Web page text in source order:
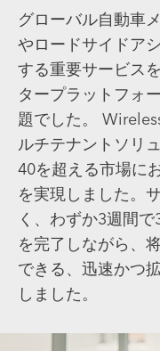
グローバル自動車
やロードサイドア
する重要サービス
タープラットフォ
題でした。
ルチテナントソリ
40を超える市場に
を実現しました。
く、わずか3週間
を完了しながら、
できる、迅速かつ
しました。